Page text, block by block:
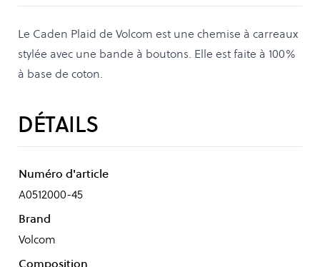
Le Caden Plaid de Volcom est une chemise à carreaux
stylée avec une bande à boutons. Elle est faite à 100%
à base de coton.
DÉTAILS
Numéro d'article
A0512000-45
Brand
Volcom
Composition